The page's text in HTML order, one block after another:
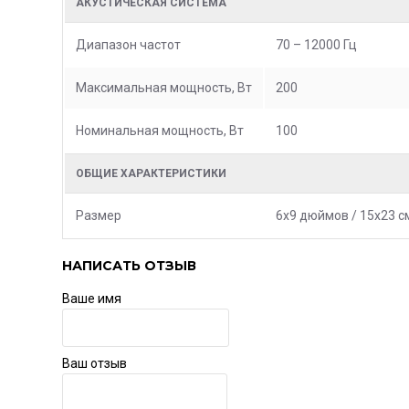
АКУСТИЧЕСКАЯ СИСТЕМА
Диапазон частот 70 – 12000 Гц
Максимальная мощность, Вт 200
Номинальная мощность, Вт 100
ОБЩИЕ ХАРАКТЕРИСТИКИ
Размер 6x9 дюймов / 15x23
НАПИСАТЬ ОТЗЫВ
Ваше имя
Ваш отзыв